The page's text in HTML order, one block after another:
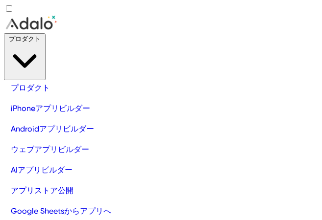
プロダクト
iPhoneアプリビルダー
Androidアプリビルダー
ウェブアプリビルダー
AIアプリビルダー
アプリストア公開
Google Sheetsからアプリへ